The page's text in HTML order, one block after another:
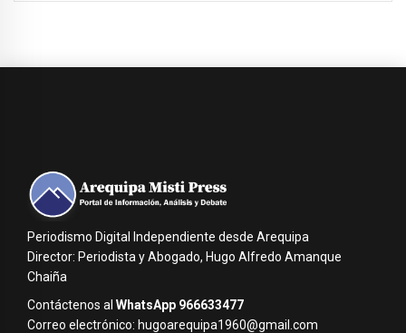
Periodismo Digital Independiente desde Arequipa
Director: Periodista y Abogado, Hugo Alfredo Amanque
Chaiña
Contáctenos al WhatsApp 966633477
Correo electrónico: hugoarequipa1960@gmail.com